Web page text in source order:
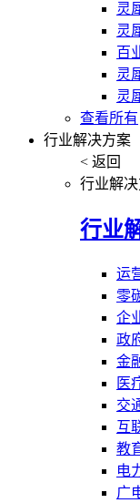
灵
灵
百
灵
灵
查看所有
行业解决方案
< 返回
行业解
行业
运
零
企
政
金
医
交
互
教
电
广